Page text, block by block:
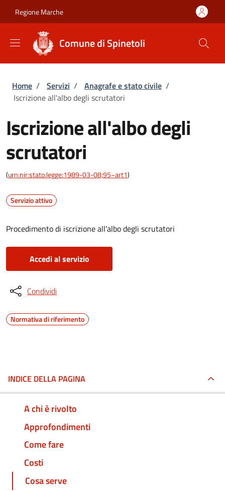
Regione Marche
Comune di Spinetoli
Briciole di pane
Home / Servizi / Anagrafe e stato civile /
Iscrizione all'albo degli scrutatori
Iscrizione all'albo degli
scrutatori
(urn:nir:stato:legge:1989-03-08;95~art1)
Servizio attivo
Procedimento di iscrizione all'albo degli scrutatori
Accedi al servizio
Condividi
Normativa di riferimento
INDICE DELLA PAGINA
A chi è rivolto
Approfondimenti
Come fare
Costi
Cosa serve